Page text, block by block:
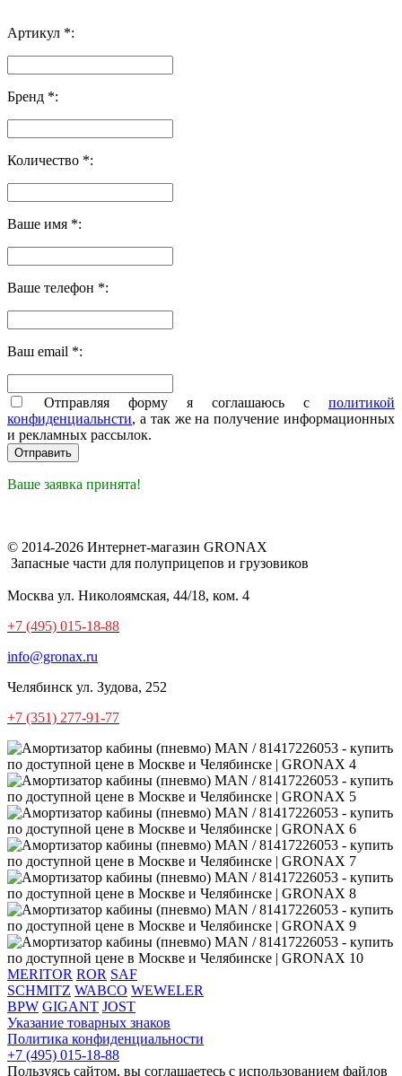
Артикул *:
Бренд *:
Количество *:
Ваше имя *:
Ваше телефон *:
Ваш email *:
Отправляя форму я соглашаюсь с политикой
конфиденциальнсти, а так же на получение информационных
и рекламных рассылок.
Ваше заявка принята!
© 2014-2026 Интернет-магазин GRONAX
Запасные части для полуприцепов и грузовиков
Москва ул. Николоямская, 44/18, ком. 4
+7 (495) 015-18-88
info@gronax.ru
Челябинск ул. Зудова, 252
+7 (351) 277-91-77
MERITOR ROR SAF
SCHMITZ WABCO WEWELER
BPW GIGANT JOST
Указание товарных знаков
Политика конфиденциальности
+7 (495) 015-18-88
Пользуясь сайтом, вы соглашаетесь с использованием файлов